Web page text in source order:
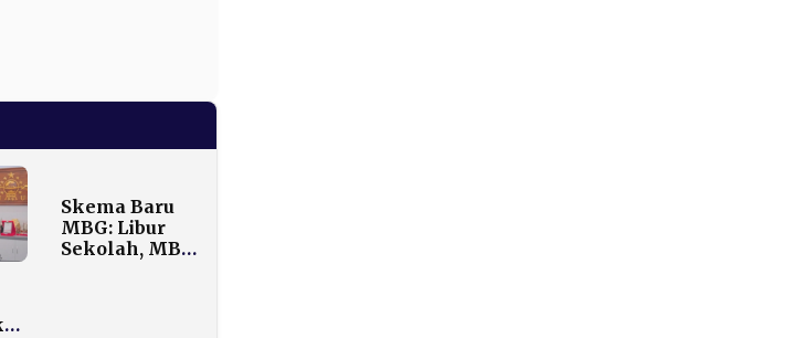
Skema Baru
MBG: Libur
Sekolah, MBG